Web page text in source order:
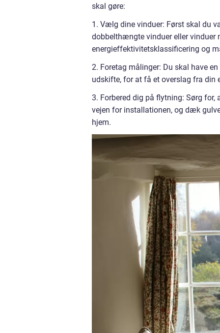
skal gøre:
1. Vælg dine vinduer: Først skal du
dobbelthængte vinduer eller vinduer
energieffektivitetsklassificering og
2. Foretag målinger: Du skal have
udskifte, for at få et overslag fra din
3. Forbered dig på flytning: Sørg
vejen for installationen, og dæk
hjem.